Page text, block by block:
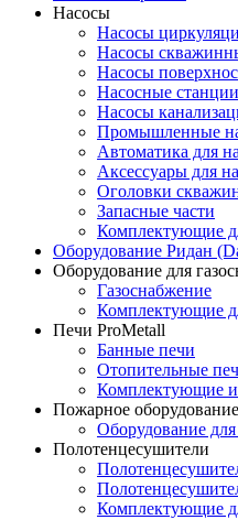
Насосы
Насосы
Насосы
Насосы
Насосные станции
Насосы
Промышленные
Автоматика для
Аксессуары для
Оголовки
Запасные части
Комплектующие
Оборудование Ридан
Оборудование для
Газоснабжение
Комплектующие
Печи ProMetall
Банные печи
Отопительные
Комплектующие и
Пожарное оборудование
Оборудование
Полотенцесушители
Комплектующие